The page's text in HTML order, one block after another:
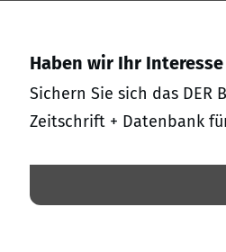
Haben wir Ihr Interesse
Sichern Sie sich das DER
Zeitschrift + Datenbank